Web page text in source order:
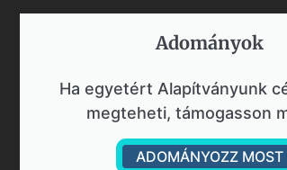
Adományok​
Ha egyetért Alapítványunk
megteheti, támogasson
ADOMÁNYOZZ MOST